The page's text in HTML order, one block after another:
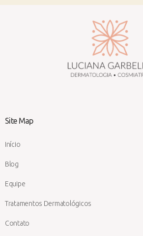
Site Map
Início
Blog
Equipe
Tratamentos Dermatológicos
Contato